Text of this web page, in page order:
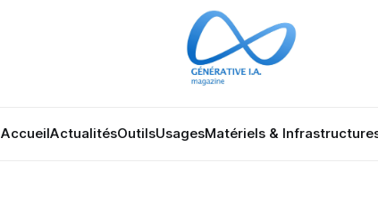
AccueilActualitésOutilsUsagesMatériels &